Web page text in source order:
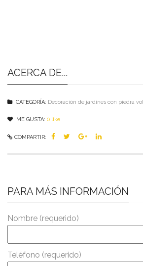
ACERCA DE...
CATEGORÍA: Decoración de jardines con piedra
ME GUSTA: 0 like
COMPARTIR:
PARA MÁS INFORMACIÓN
Nombre (requerido)
Teléfono (requerido)